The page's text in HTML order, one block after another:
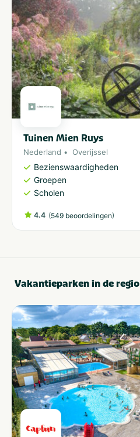
Watersport
Waterrecreatie
Tuinen Mien Ruys
Nederland Overijssel
Bezienswaardigheden
Groepen
Scholen
4.4 (549 beoordelingen)
Vakantieparken in de regio